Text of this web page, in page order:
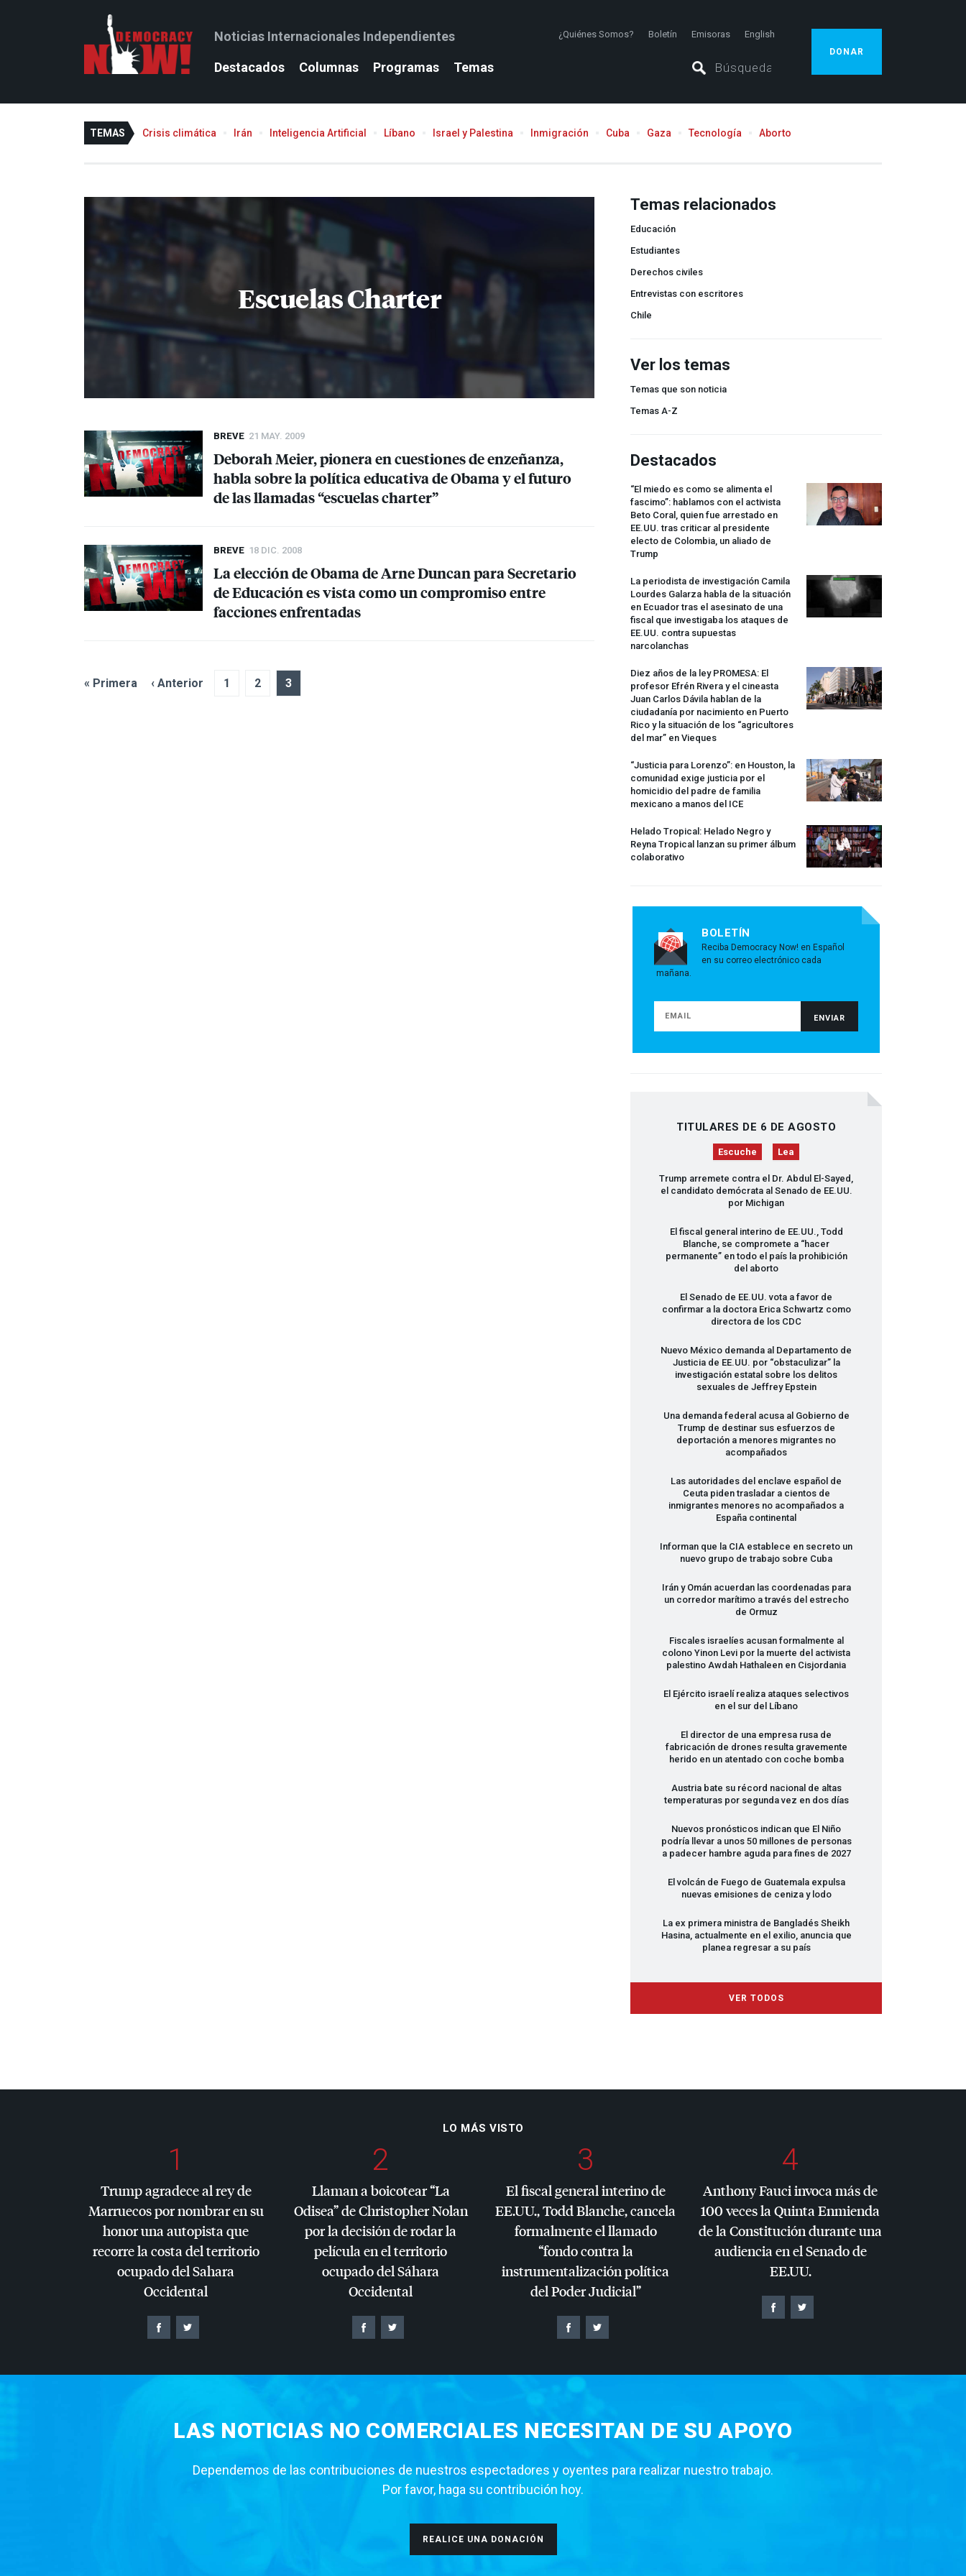
Noticias Internacionales Independientes ¿Quiénes Somos? Boletín Emisoras English
Destacados Columnas Programas Temas
DONAR
TEMAS Crisis climática Irán Inteligencia Artificial Líbano Israel y Palestina Inmigración Cuba Gaza Tecnología Aborto
Escuelas Charter
BREVE 21 MAY. 2009
Deborah Meier, pionera en cuestiones de enzeñanza,
habla sobre la política educativa de Obama y el futuro
de las llamadas “escuelas charter”
BREVE 18 DIC. 2008
La elección de Obama de Arne Duncan para Secretario
de Educación es vista como un compromiso entre
facciones enfrentadas
« Primera ‹ Anterior 1 2 3
Temas relacionados
Educación
Estudiantes
Derechos civiles
Entrevistas con escritores
Chile
Ver los temas
Temas que son noticia
Temas A-Z
Destacados
“El miedo es como se alimenta el
fascimo”: hablamos con el activista
Beto Coral, quien fue arrestado en
EE.UU. tras criticar al presidente
electo de Colombia, un aliado de
Trump
La periodista de investigación Camila
Lourdes Galarza habla de la situación
en Ecuador tras el asesinato de una
fiscal que investigaba los ataques de
EE.UU. contra supuestas
narcolanchas
Diez años de la ley PROMESA: El
profesor Efrén Rivera y el cineasta
Juan Carlos Dávila hablan de la
ciudadanía por nacimiento en Puerto
Rico y la situación de los “agricultores
del mar” en Vieques
“Justicia para Lorenzo”: en Houston, la
comunidad exige justicia por el
homicidio del padre de familia
mexicano a manos del ICE
Helado Tropical: Helado Negro y
Reyna Tropical lanzan su primer álbum
colaborativo
BOLETÍN
Reciba Democracy Now! en Español
en su correo electrónico cada
mañana.
TITULARES DE 6 DE AGOSTO
Escuche Lea
Trump arremete contra el Dr. Abdul El-Sayed,
el candidato demócrata al Senado de EE.UU.
por Michigan
El fiscal general interino de EE.UU., Todd
Blanche, se compromete a “hacer
permanente” en todo el país la prohibición
del aborto
El Senado de EE.UU. vota a favor de
confirmar a la doctora Erica Schwartz como
directora de los CDC
Nuevo México demanda al Departamento de
Justicia de EE.UU. por “obstaculizar” la
investigación estatal sobre los delitos
sexuales de Jeffrey Epstein
Una demanda federal acusa al Gobierno de
Trump de destinar sus esfuerzos de
deportación a menores migrantes no
acompañados
Las autoridades del enclave español de
Ceuta piden trasladar a cientos de
inmigrantes menores no acompañados a
España continental
Informan que la CIA establece en secreto un
nuevo grupo de trabajo sobre Cuba
Irán y Omán acuerdan las coordenadas para
un corredor marítimo a través del estrecho
de Ormuz
Fiscales israelíes acusan formalmente al
colono Yinon Levi por la muerte del activista
palestino Awdah Hathaleen en Cisjordania
El Ejército israelí realiza ataques selectivos
en el sur del Líbano
El director de una empresa rusa de
fabricación de drones resulta gravemente
herido en un atentado con coche bomba
Austria bate su récord nacional de altas
temperaturas por segunda vez en dos días
Nuevos pronósticos indican que El Niño
podría llevar a unos 50 millones de personas
a padecer hambre aguda para fines de 2027
El volcán de Fuego de Guatemala expulsa
nuevas emisiones de ceniza y lodo
La ex primera ministra de Bangladés Sheikh
Hasina, actualmente en el exilio, anuncia que
planea regresar a su país
VER TODOS
LO MÁS VISTO
1
Trump agradece al rey de
Marruecos por nombrar en su
honor una autopista que
recorre la costa del territorio
ocupado del Sahara
Occidental
2
Llaman a boicotear “La
Odisea” de Christopher Nolan
por la decisión de rodar la
película en el territorio
ocupado del Sáhara
Occidental
3
El fiscal general interino de
EE.UU., Todd Blanche, cancela
formalmente el llamado
“fondo contra la
instrumentalización política
del Poder Judicial”
4
Anthony Fauci invoca más de
100 veces la Quinta Enmienda
de la Constitución durante una
audiencia en el Senado de
EE.UU.
LAS NOTICIAS NO COMERCIALES NECESITAN DE SU APOYO
Dependemos de las contribuciones de nuestros espectadores y oyentes para realizar nuestro trabajo.
Por favor, haga su contribución hoy.
REALICE UNA DONACIÓN